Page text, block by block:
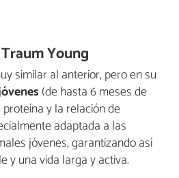
Young
similar al anterior, pero en su
(de hasta 6 meses de
y la relación de
adaptada a las
jóvenes, garantizando así
y una vida larga y activa.